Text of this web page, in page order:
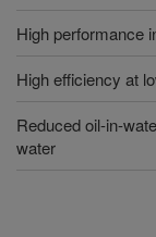
High performance
High efficiency at
Reduced oil-in-
water